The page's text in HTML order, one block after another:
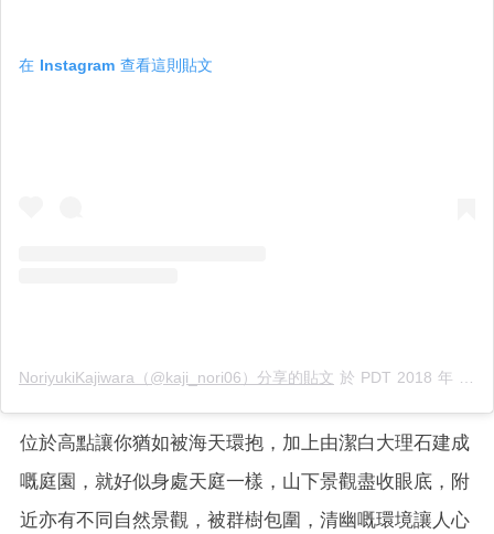
在 Instagram 查看這則貼文
NoriyukiKajiwara（@kaji_nori06）分享的貼文 於 PDT 2018 年 10月 月 6 日 上午 5:10
位於高點讓你猶如被海天環抱，加上由潔白大理石建成
嘅庭園，就好似身處天庭一樣，山下景觀盡收眼底，附
近亦有不同自然景觀，被群樹包圍，清幽嘅環境讓人心